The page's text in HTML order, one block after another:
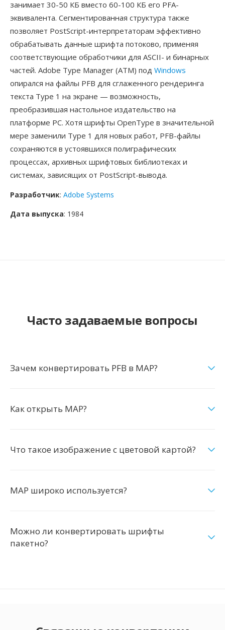
занимает 30-50 КБ вместо 60-100 КБ его PFA-
эквивалента. Сегментированная структура также
позволяет PostScript-интерпретаторам эффективно
обрабатывать данные шрифта потоково, применяя
соответствующие обработчики для ASCII- и бинарных
частей. Adobe Type Manager (ATM) под Windows
опирался на файлы PFB для сглаженного рендеринга
текста Type 1 на экране — возможность,
преобразившая настольное издательство на
платформе PC. Хотя шрифты OpenType в значительной
мере заменили Type 1 для новых работ, PFB-файлы
сохраняются в устоявшихся полиграфических
процессах, архивных шрифтовых библиотеках и
системах, зависящих от PostScript-вывода.
Разработчик: Adobe Systems
Дата выпуска: 1984
Часто задаваемые вопросы
Зачем конвертировать PFB в MAP?
Как открыть MAP?
Что такое изображение с цветовой картой?
MAP широко используется?
Можно ли конвертировать шрифты
пакетно?